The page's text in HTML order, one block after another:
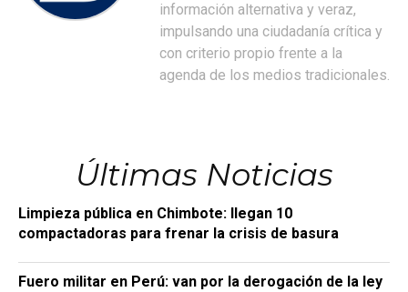
información alternativa y veraz,
impulsando una ciudadanía crítica y
con criterio propio frente a la
agenda de los medios tradicionales.
Últimas Noticias
Limpieza pública en Chimbote: llegan 10
compactadoras para frenar la crisis de basura
Fuero militar en Perú: van por la derogación de la ley